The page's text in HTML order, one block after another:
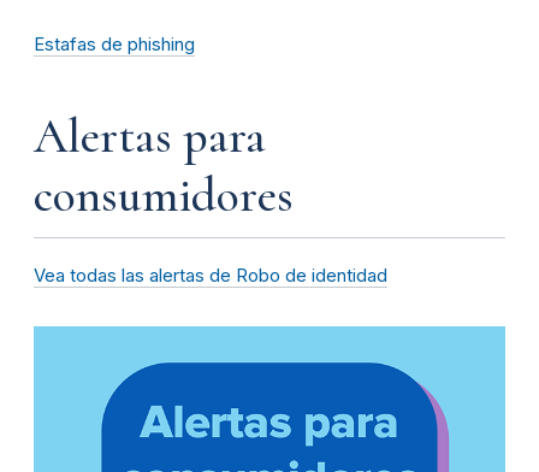
Estafas de phishing
Alertas para
consumidores
Vea todas las alertas de Robo de identidad